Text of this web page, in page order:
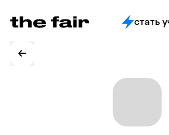
стать